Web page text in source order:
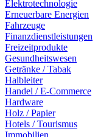
Elektrotechnologie
Erneuerbare Energien
Fahrzeuge
Finanzdienstleistungen
Freizeitprodukte
Gesundheitswesen
Getränke / Tabak
Halbleiter
Handel / E-Commerce
Hardware
Holz / Papier
Hotels / Tourismus
Immobilien